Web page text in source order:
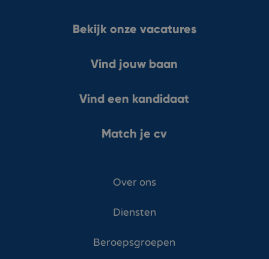
Bekijk onze vacatures
Vind jouw baan
Vind een kandidaat
Match je cv
Over ons
Diensten
Beroepsgroepen